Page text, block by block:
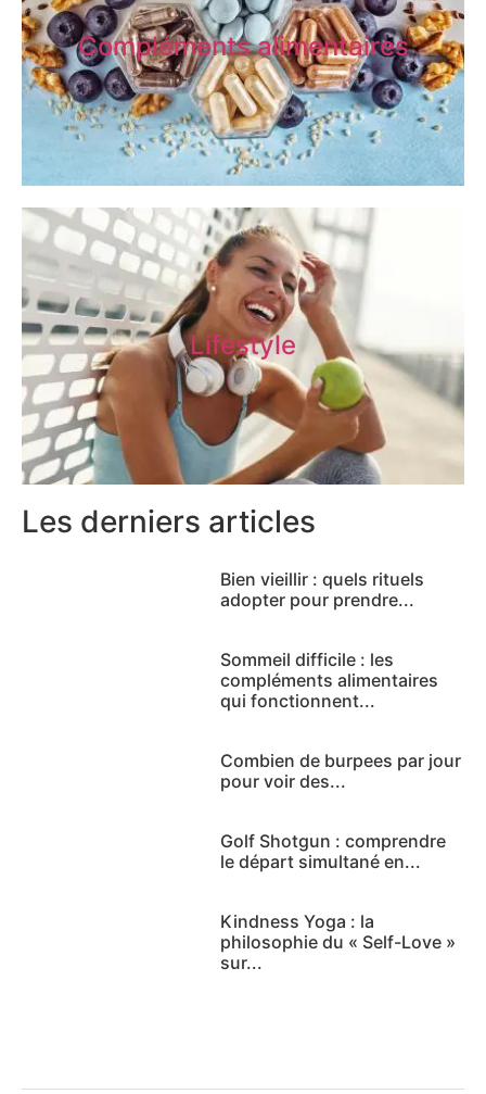
Compléments alimentaires
Lifestyle
Les derniers articles
Bien vieillir : quels rituels
adopter pour prendre...
Sommeil difficile : les
compléments alimentaires
qui fonctionnent...
Combien de burpees par jour
pour voir des...
Golf Shotgun : comprendre
le départ simultané en...
Kindness Yoga : la
philosophie du « Self-Love »
sur...